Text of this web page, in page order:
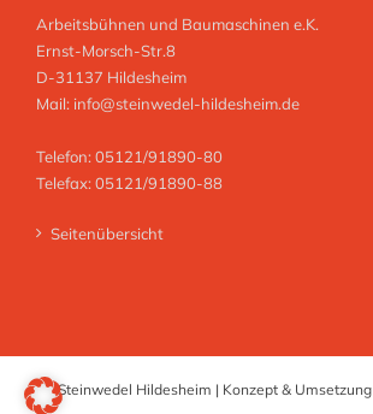
Arbeitsbühnen und Baumaschinen e.K.
Ernst-Morsch-Str.8
D-31137 Hildesheim
Mail: info@steinwedel-hildesheim.de
Telefon: 05121/91890-80
Telefax: 05121/91890-88
Seitenübersicht
Steinwedel Hildesheim | Konzept & Umsetzung